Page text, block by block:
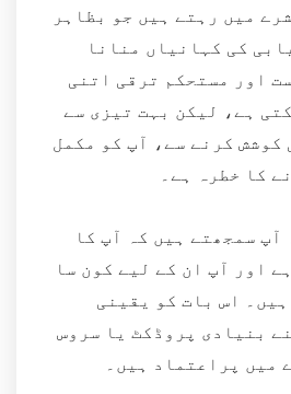
میں رہتے ہیں جو بظاہر
کی کہانیاں منانا
اور مستحکم ترقی اتنی
ہے، لیکن بہت تیزی سے
کوشش کرنے سے، آپ کو مکمل
کا خطرہ ہے۔
آپ سمجھتے ہیں کہ آپ کا
اور آپ ان کے لیے کون سا
اس بات کو یقینی
بنیادی پروڈکٹ یا سروس
میں پراعتماد ہیں۔